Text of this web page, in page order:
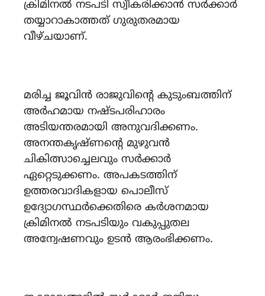
ക്രിമിനൽ നടപടി സ്വീകരിക്കാൻ സർക്കാർ
തയ്യാറാകാത്തത് ഗുരുതരമായ
വീഴ്ചയാണ്.
മരിച്ച ജൂവിൻ രാജുവിന്റെ കുടുംബത്തിന്
അർഹമായ നഷ്ടപരിഹാരം
അടിയന്തരമായി അനുവദിക്കണം.
അനന്തകൃഷ്ണന്റെ മുഴുവൻ
ചികിത്സാച്ചെലവും സർക്കാർ
ഏറ്റെടുക്കണം. അപകടത്തിന്
ഉത്തരവാദികളായ പൊലീസ്
ഉദ്യോഗസ്ഥർക്കെതിരെ കർശനമായ
ക്രിമിനൽ നടപടിയും വകുപ്പുതല
അന്വേഷണവും ഉടൻ ആരംഭിക്കണം.